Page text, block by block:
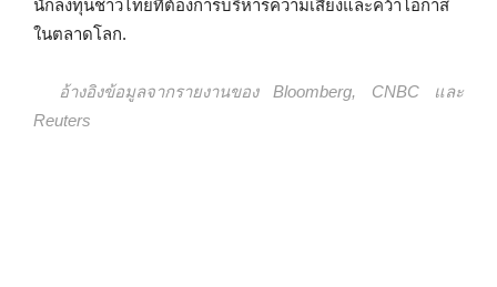
นักลงทุนชาวไทยที่ต้องการบริหารความเสี่ยงและคว้าโอกาส
ในตลาดโลก.
อ้างอิงข้อมูลจากรายงานของ Bloomberg, CNBC และ
Reuters